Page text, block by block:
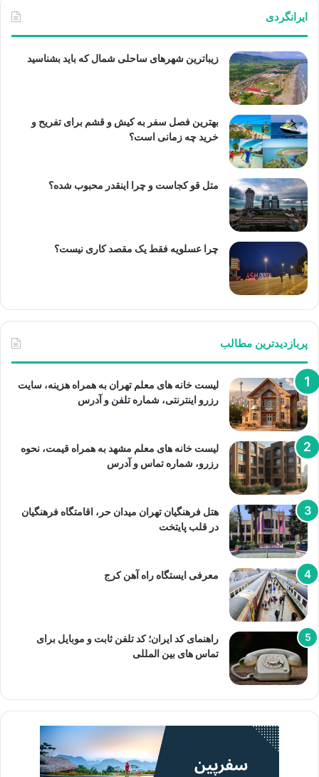
ایرانگردی
زیباترین شهرهای ساحلی شمال که باید بشناسید
بهترین فصل سفر به کیش و قشم برای تفریح و
خرید چه زمانی است؟
متل قو کجاست و چرا اینقدر محبوب شده؟
چرا عسلویه فقط یک مقصد کاری نیست؟
پربازدیدترین مطالب
لیست خانه های معلم تهران به همراه هزینه، سایت
رزرو اینترنتی، شماره تلفن و آدرس
لیست خانه های معلم مشهد به همراه قیمت، نحوه
رزرو، شماره تماس و آدرس
هتل فرهنگیان تهران میدان حر، اقامتگاه فرهنگیان
در قلب پایتخت
معرفی ایستگاه راه آهن کرج
راهنمای کد ایران؛ کد تلفن ثابت و موبایل برای
تماس های بین المللی